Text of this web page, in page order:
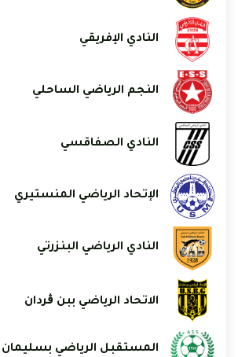
النادي الإفريقي
النجم الرياضي الساحلي
النادي الصفاقسي
الإتحاد الرياضي المنستيري
النادي الرياضي البنزرتي
الاتحاد الرياضي ببن ڨردان
المستقبل الرياضي بسليمان